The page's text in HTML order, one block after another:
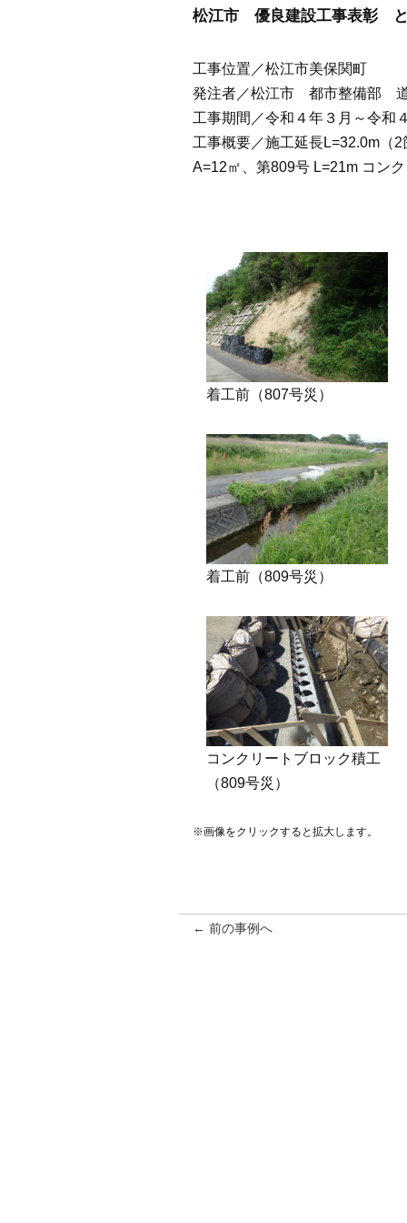
松江市 優良建設工事表彰
工事位置／松江市美保関町
発注者／松江市 都市整備部
工事期間／令和４年３月～令和
工事概要／施工延長L=32.0m（
A=12㎡、第809号 L=21m コン
着工前（807号災）
着工前（809号災）
コンクリートブロック積工
（809号災）
※画像をクリックすると拡大します。
← 前の事例へ